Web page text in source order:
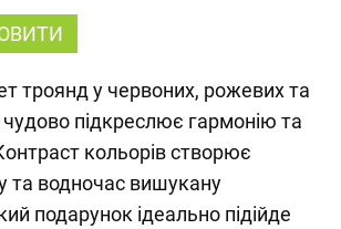
троянд у червоних, рожевих та
чудово підкреслює гармонію та
кольорів створює
та водночас вишукану
подарунок ідеально підійде